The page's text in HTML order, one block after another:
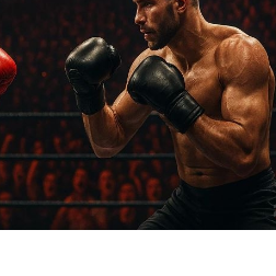
по-разному,
что я мусульманин» –
пытается разыграть
Решит Сабитов